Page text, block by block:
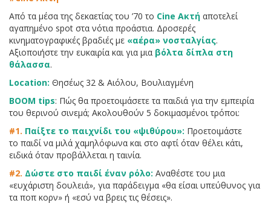
Από τα μέσα της δεκαετίας του ’70 το Cine Ακτή αποτελεί
αγαπημένο spot στα νότια προάστια. Δροσερές
κινηματογραφικές βραδιές με «αέρα» νοσταλγίας.
Αξιοποιήστε την ευκαιρία και για μια βόλτα δίπλα στη
θάλασσα.
Location: Θησέως 32 & Αιόλου, Βουλιαγμένη
BOOM tips: Πώς θα προετοιμάσετε τα παιδιά για την εμπειρία
του θερινού σινεμά; Ακολουθούν 5 δοκιμασμένοι τρόποι:
#1. Παίξτε το παιχνίδι του «ψιθύρου»: Προετοιμάστε
το παιδί να μιλά χαμηλόφωνα και στο αφτί όταν θέλει κάτι,
ειδικά όταν προβάλλεται η ταινία.
#2. Δώστε στο παιδί έναν ρόλο: Αναθέστε του μια
«ευχάριστη δουλειά», για παράδειγμα «θα είσαι υπεύθυνος για
τα ποπ κορν» ή «εσύ να βρεις τις θέσεις».